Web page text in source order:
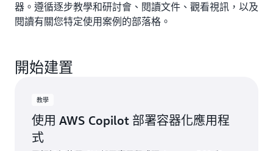
器。遵循逐步教學和研討會、閱讀文件、觀看視訊，以及
閱讀有關您特定使用案例的部落格。
開始建置
教學
使用 AWS Copilot 部署容器化應用程
式